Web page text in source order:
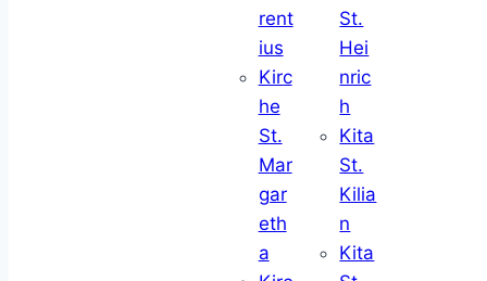
rent
ius
Kirc
he
St.
Mar
gar
eth
a
St.
Hei
nric
h
Kita
St.
Kilia
n
Kita